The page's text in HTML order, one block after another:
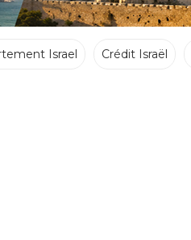
Israel Crédit Israël